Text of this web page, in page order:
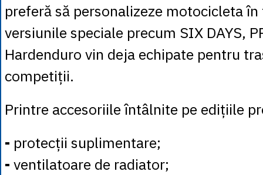
preferă să personalizeze motocicleta
versiunile speciale precum SIX DAYS,
Hardenduro vin deja echipate pentru
competiții.
Printre accesoriile întâlnite pe edițiile
- protecții suplimentare;
- ventilatoare de radiator;